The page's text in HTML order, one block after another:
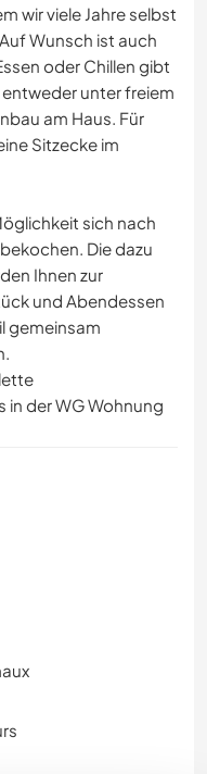
wir viele Jahre selbst
Wunsch ist auch
oder Chillen gibt
unter freiem
am Haus. Für
Sitzecke im
sich nach
Die dazu
Ihnen zur
und Abendessen
gemeinsam
in der WG Wohnung